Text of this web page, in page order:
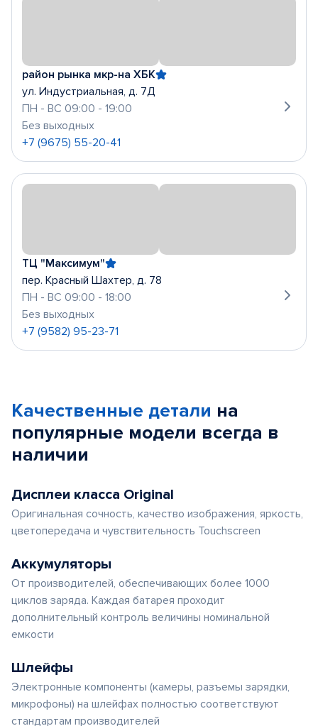
район рынка мкр-на ХБК
ул. Индустриальная, д. 7Д
ПН - ВС 09:00 - 19:00
Без выходных
+7 (9675) 55-20-41
ТЦ "Максимум"
пер. Красный Шахтер, д. 78
ПН - ВС 09:00 - 18:00
Без выходных
+7 (9582) 95-23-71
Качественные детали на
популярные модели всегда в
наличии
Дисплеи класса Original
Оригинальная сочность, качество изображения, яркость,
цветопередача и чувствительность Touchscreen
Аккумуляторы
От производителей, обеспечивающих более 1000
циклов заряда. Каждая батарея проходит
дополнительный контроль величины номинальной
емкости
Шлейфы
Электронные компоненты (камеры, разъемы зарядки,
микрофоны) на шлейфах полностью соответствуют
стандартам производителей